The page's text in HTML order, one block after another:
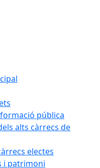
pública
alts càrrecs de
electes
i patrimoni